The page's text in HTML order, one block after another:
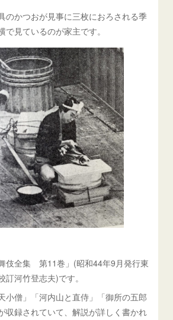
のかつおが見事に三枚におろされる季
で見ているのが家主です。
伎全集 第11巻」(昭和44年9月発行東
河竹登志夫)です。
小僧」「河内山と直侍」「御所の五郎
収録されていて、解説が詳しく書かれ